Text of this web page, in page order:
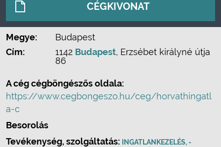
CÉGKIVONAT
Megye:
Budapest
Cím:
1142 Budapest, Erzsébet királyné útja
86
A cég cégböngészős oldala:
https://www.cegbongeszo.hu/ceg/horvathingatl
a-c
Besorolás
Tevékenység, szolgáltatás:
INGATLANKEZELÉS, -